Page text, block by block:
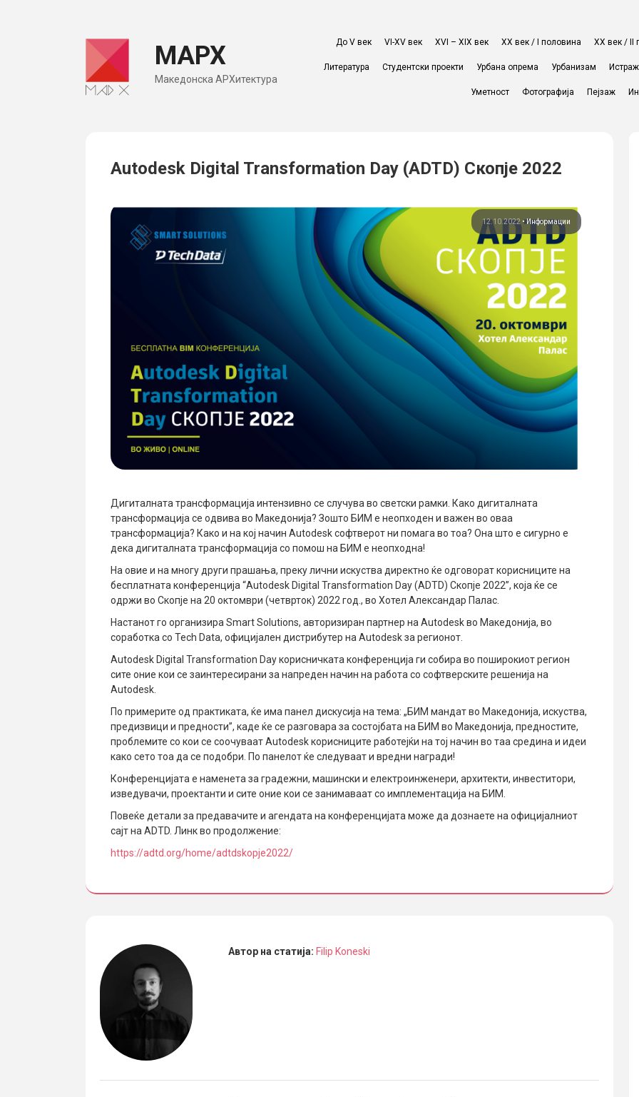
МАРХ
Македонска АРХитектура
До V век VI-XV век XVI – XIX век ХХ век / I половина ХХ век / II
Литература Студентски проекти Урбана опрема Урбанизам
Уметност Фотографија Пејзаж
Autodesk Digital Transformation Day (ADTD) Скопје 2022
12.10.2022 •Информации
Дигиталната трансформација интензивно се случува во светски рамки. Како дигиталната
трансформација се одвива во Македонија? Зошто БИМ е неопходен и важен во оваа
трансформација? Како и на кој начин Autodesk софтверот ни помага во тоа? Она што е сигурно е
дека дигиталната трансформација со помош на БИМ е неопходна!
На овие и на многу други прашања, преку лични искуства директно ќе одговорат корисниците на
бесплатната конференција “Autodesk Digital Transformation Day (ADTD) Скопје 2022”, која ќе се
одржи во Скопје на 20 октомври (четврток) 2022 год., во Хотел Александар Палас.
Настанот го организира Smart Solutions, авторизиран партнер на Autodesk во Македонија, во
соработка со Tech Data, официјален дистрибутер на Autodesk за регионот.
Autodesk Digital Transformation Day корисничката конференција ги собира во поширокиот регион
сите оние кои се заинтересирани за напреден начин на работа со софтверските решенија на
Autodesk.
По примерите од практиката, ќе има панел дискусија на тема: „БИМ мандат во Македонија, искуства,
предизвици и предности”, каде ќе се разговара за состојбата на БИМ во Македонија, предностите,
проблемите со кои се соочуваат Autodesk корисниците работејќи на тој начин во таа средина и идеи
како сето тоа да се подобри. По панелот ќе следуваат и вредни награди!
Конференцијата е наменета за градежни, машински и електроинженери, архитекти, инвеститори,
изведувачи, проектанти и сите оние кои се занимаваат со имплементација на БИМ.
Повеќе детали за предавачите и агендата на конференцијата може да дознаете на официјалниот
сајт на ADTD. Линк во продолжение:
https://adtd.org/home/adtdskopje2022/
Автор на статија: Filip Koneski